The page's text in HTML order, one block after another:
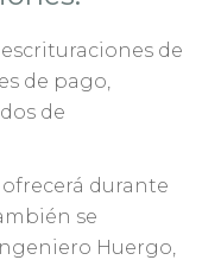
de
de pago,
de
durante
se
Huergo,